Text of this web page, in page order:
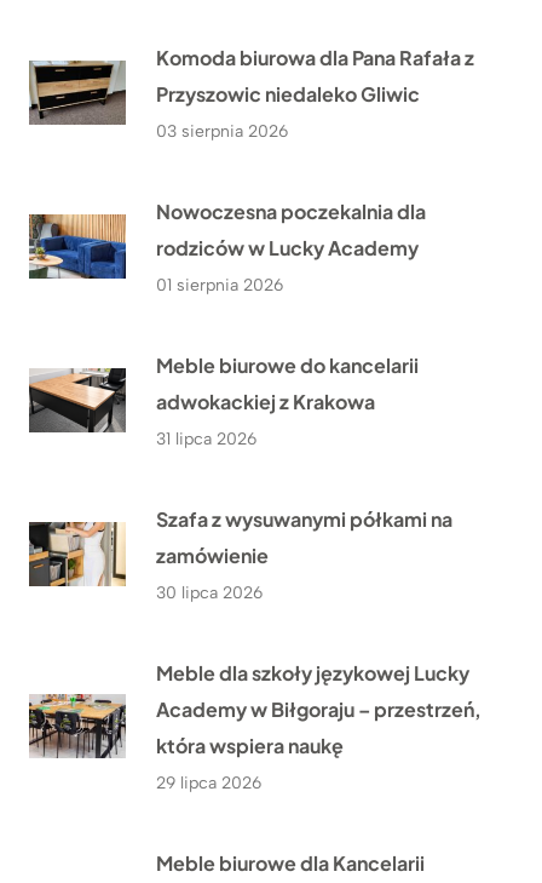
Komoda biurowa dla Pana Rafała z
Przyszowic niedaleko Gliwic
03 sierpnia 2026
Nowoczesna poczekalnia dla
rodziców w Lucky Academy
01 sierpnia 2026
Meble biurowe do kancelarii
adwokackiej z Krakowa
31 lipca 2026
Szafa z wysuwanymi półkami na
zamówienie
30 lipca 2026
Meble dla szkoły językowej Lucky
Academy w Biłgoraju – przestrzeń,
która wspiera naukę
29 lipca 2026
Meble biurowe dla Kancelarii